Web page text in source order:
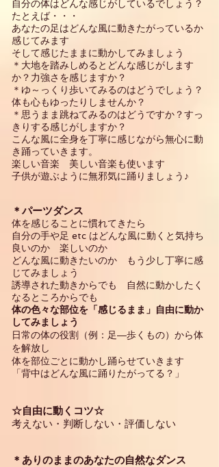
自分の体はどんな感じがしているでしょう？
たとえば・・・
あなたの足はどんな風に動きたがっているか
感じてみます
そして感じたままに動かしてみましょう
＊大地を踏みしめるとどんな感じがします
か？力強さを感じますか？
＊ゆ～っくり歩いてみるのはどうでしょう？
体も心もゆったりしませんか？
＊思うまま跳ねてみるのはどうですか？すっ
きりする感じがしますか？
こんな風に全身を丁寧に感じながら無心に動
き踊っていきます。
楽しい音楽 美しい音楽も使います
子供が遊ぶように無邪気に踊りましょう♪
＊パーツダンス
体を感じることに慣れてきたら
自分の手や足 etc はどんな風に動くと気持ち
良いのか 楽しいのか
どんな風に動きたいのか もう少し丁寧に感
じてみましょう
誘導された動きからでも 自然に動かしたく
なるところからでも
体の色々な部位を「感じるまま」自由に動か
してみましょう
日常の体の役割（例：足―歩くもの）から体
を解放し
体を部位ごとに動かし踊らせていきます
「背中はどんな風に踊りたがってる？」
☆自由に動くコツ☆
考えない・判断しない・評価しない
＊ありのままのあなたの自然なダンス